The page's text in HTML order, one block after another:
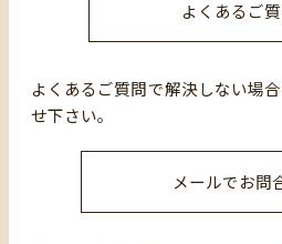
よくあるご
よくあるご質問で解決しない場
せ下さい。
メールでお問